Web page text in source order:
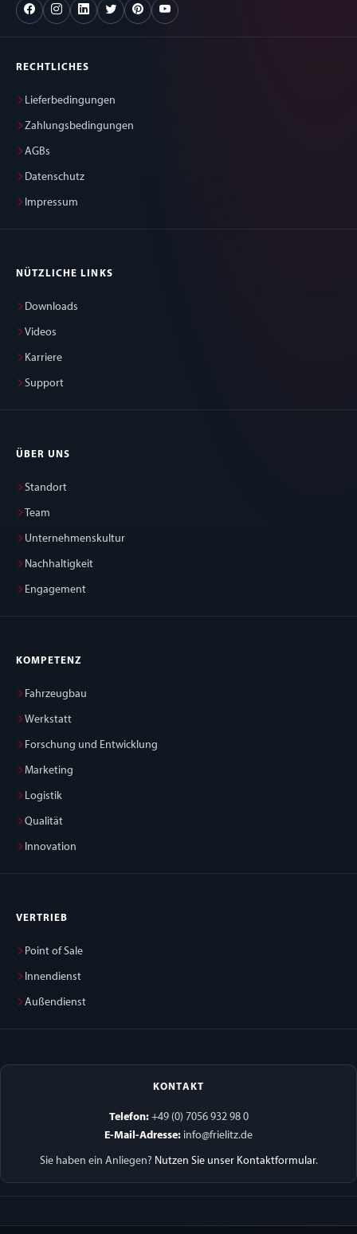
RECHTLICHES
Lieferbedingungen
Zahlungsbedingungen
AGBs
Datenschutz
Impressum
NÜTZLICHE LINKS
Downloads
Videos
Karriere
Support
ÜBER UNS
Standort
Team
Unternehmenskultur
Nachhaltigkeit
Engagement
KOMPETENZ
Fahrzeugbau
Werkstatt
Forschung und Entwicklung
Marketing
Logistik
Qualität
Innovation
VERTRIEB
Point of Sale
Innendienst
Außendienst
KONTAKT
Telefon:+49 (0) 7056 932 98 0
E-Mail-Adresse: info@frielitz.de
Sie haben ein Anliegen? Nutzen Sie unser Kontaktformular.